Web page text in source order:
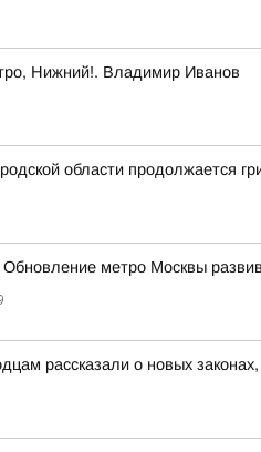
Нижний!. Владимир Иванов
области продолжается
метро Москвы
рассказали о новых